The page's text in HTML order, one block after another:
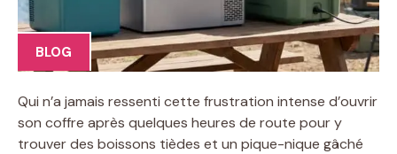
BLOG
Qui n’a jamais ressenti cette frustration intense d’ouvrir
son coffre après quelques heures de route pour y
trouver des boissons tièdes et un pique-nique gâché